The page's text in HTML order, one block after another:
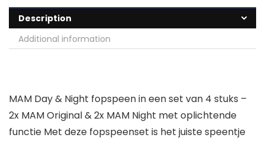
Description
Additional information
MAM Day & Night fopspeen in een set van 4 stuks –
2x MAM Original & 2x MAM Night met oplichtende
functie Met deze fopspeenset is het juiste speentje